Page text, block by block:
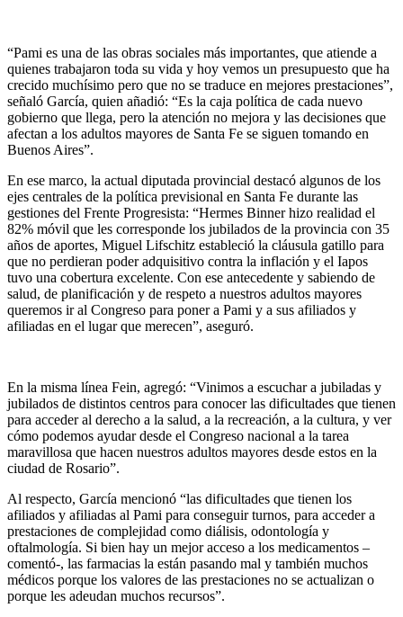
“Pami es una de las obras sociales más importantes, que atiende a
quienes trabajaron toda su vida y hoy vemos un presupuesto que ha
crecido muchísimo pero que no se traduce en mejores prestaciones”,
señaló García, quien añadió: “Es la caja política de cada nuevo
gobierno que llega, pero la atención no mejora y las decisiones que
afectan a los adultos mayores de Santa Fe se siguen tomando en
Buenos Aires”.
En ese marco, la actual diputada provincial destacó algunos de los
ejes centrales de la política previsional en Santa Fe durante las
gestiones del Frente Progresista: “Hermes Binner hizo realidad el
82% móvil que les corresponde los jubilados de la provincia con 35
años de aportes, Miguel Lifschitz estableció la cláusula gatillo para
que no perdieran poder adquisitivo contra la inflación y el Iapos
tuvo una cobertura excelente. Con ese antecedente y sabiendo de
salud, de planificación y de respeto a nuestros adultos mayores
queremos ir al Congreso para poner a Pami y a sus afiliados y
afiliadas en el lugar que merecen”, aseguró.
En la misma línea Fein, agregó: “Vinimos a escuchar a jubiladas y
jubilados de distintos centros para conocer las dificultades que tienen
para acceder al derecho a la salud, a la recreación, a la cultura, y ver
cómo podemos ayudar desde el Congreso nacional a la tarea
maravillosa que hacen nuestros adultos mayores desde estos en la
ciudad de Rosario”.
Al respecto, García mencionó “las dificultades que tienen los
afiliados y afiliadas al Pami para conseguir turnos, para acceder a
prestaciones de complejidad como diálisis, odontología y
oftalmología. Si bien hay un mejor acceso a los medicamentos –
comentó-, las farmacias la están pasando mal y también muchos
médicos porque los valores de las prestaciones no se actualizan o
porque les adeudan muchos recursos”.